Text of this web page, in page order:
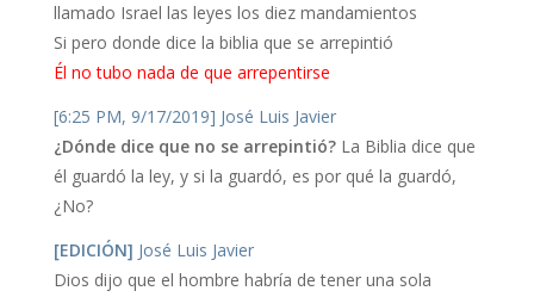
llamado Israel las leyes los diez mandamientos
Si pero donde dice la biblia que se arrepintió
Él no tubo nada de que arrepentirse
[6:25 PM, 9/17/2019] José Luis Javier
¿Dónde dice que no se arrepintió?La Biblia dice que
él guardó la ley, y si la guardó, es por qué la guardó,
¿No?
[EDICIÓN] José Luis Javier
Dios dijo que el hombre habría de tener una sola